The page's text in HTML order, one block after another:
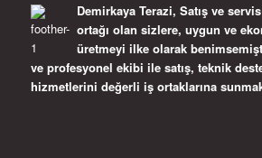
Demirkaya Terazi, Satış ve
ortağı olan sizlere, uygun ve
üretmeyi ilke olarak
ve profesyonel ekibi ile satış, teknik
hizmetlerini değerli iş ortaklarına